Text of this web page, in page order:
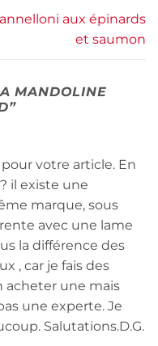
aux épinards
et saumon
MANDOLINE
”
votre article. En
il existe une
marque, sous
avec une lame
la différence des
, car je fais des
acheter une mais
une experte. Je
Salutations.D.G.